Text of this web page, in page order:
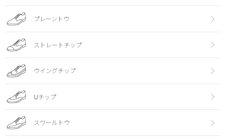
プレーントウ
ストレートチップ
ウイングチップ
Uチップ
スワールトウ